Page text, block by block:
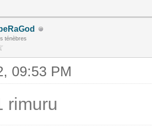
ténèbres
09:53 PM
rimuru